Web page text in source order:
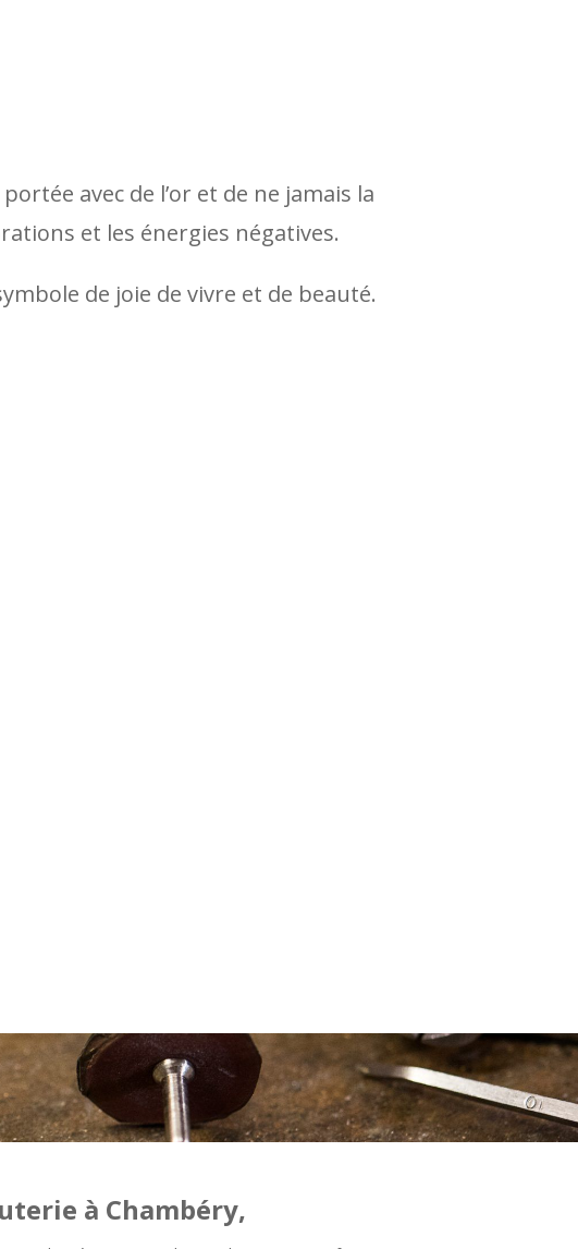
avec de l’or et de ne jamais la
et les énergies négatives.
de joie de vivre et de beauté.
à Chambéry,